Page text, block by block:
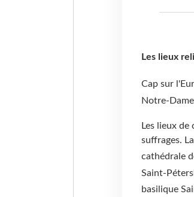
Les lieux
Cap sur
Notre-
Les lieux
suffrages.
cathédrale
Saint-
basilique